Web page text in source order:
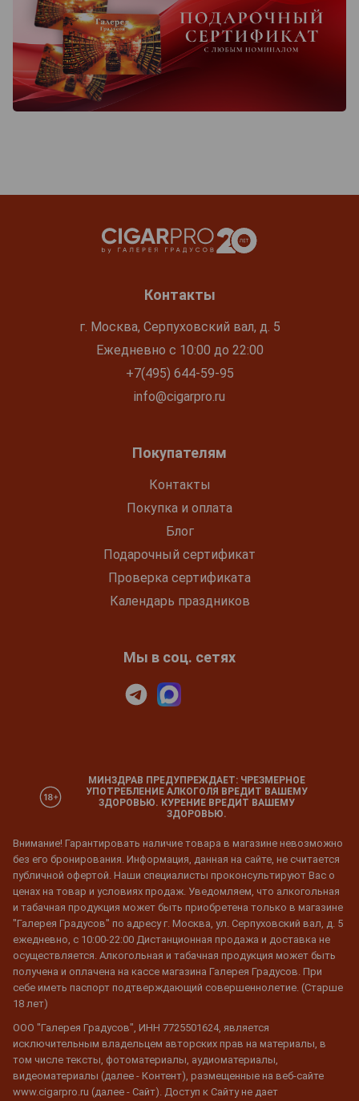
Контакты
г. Москва, Серпуховский вал, д. 5
Ежедневно с 10:00 до 22:00
+7(495) 644-59-95
info@cigarpro.ru
Покупателям
Контакты
Покупка и оплата
Блог
Подарочный сертификат
Проверка сертификата
Календарь праздников
Мы в соц. сетях
МИНЗДРАВ ПРЕДУПРЕЖДАЕТ: ЧРЕЗМЕРНОЕ
УПОТРЕБЛЕНИЕ АЛКОГОЛЯ ВРЕДИТ ВАШЕМУ
ЗДОРОВЬЮ. КУРЕНИЕ ВРЕДИТ ВАШЕМУ
ЗДОРОВЬЮ.
Внимание! Гарантировать наличие товара в магазине невозможно
без его бронирования. Информация, данная на сайте, не считается
публичной офертой. Наши специалисты проконсультируют Вас о
ценах на товар и условиях продаж. Уведомляем, что алкогольная
и табачная продукция может быть приобретена только в магазине
"Галерея Градусов" по адресу г. Москва, ул. Серпуховский вал, д. 5
ежедневно, с 10:00-22:00 Дистанционная продажа и доставка не
осуществляется. Алкогольная и табачная продукция может быть
получена и оплачена на кассе магазина Галерея Градусов. При
себе иметь паспорт подтверждающий совершеннолетие. (Старше
18 лет)
ООО "Галерея Градусов", ИНН 7725501624, является
исключительным владельцем авторских прав на материалы, в
том числе тексты, фотоматериалы, аудиоматериалы,
видеоматериалы (далее - Контент), размещенные на веб-сайте
www.cigarpro.ru (далее - Сайт). Доступ к Сайту не дает